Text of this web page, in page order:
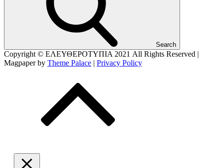
Search
Copyright © ΕΛΕΥΘΕΡΟΤΥΠΙΑ 2021 All Rights Reserved |
Magpaper by Theme Palace | Privacy Policy